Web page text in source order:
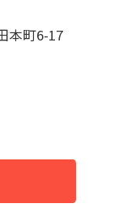
本町6-17